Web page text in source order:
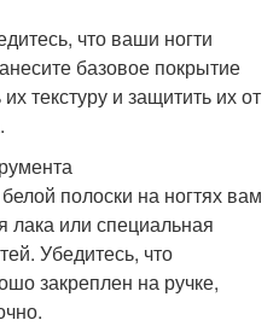
что ваши ногти
базовое покрытие
текстуру и защитить их от
полоски на ногтях вам
лака или специальная
Убедитесь, что
закреплен на ручке,